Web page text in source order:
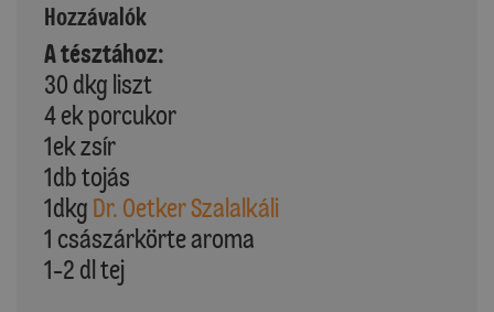
Hozzávalók
A tésztához:
30 dkg liszt
4 ek porcukor
1ek zsír
1db tojás
1dkg Dr. Oetker Szalalkáli
1 császárkörte aroma
1-2 dl tej